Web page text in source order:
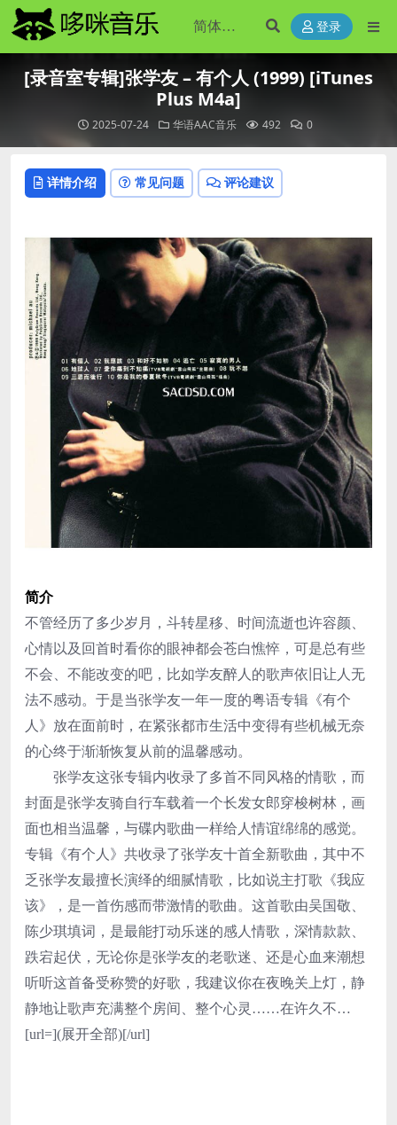
登录
[录音室专辑]张学友 – 有个人 (1999) [iTunes
Plus M4a]
2025-07-24 华语AAC音乐 492 0
详情介绍 常见问题 评论建议
简介
不管经历了多少岁月，斗转星移、时间流逝也许容颜、
心情以及回首时看你的眼神都会苍白憔悴，可是总有些
不会、不能改变的吧，比如学友醉人的歌声依旧让人无
法不感动。于是当张学友一年一度的粤语专辑《有个
人》放在面前时，在紧张都市生活中变得有些机械无奈
的心终于渐渐恢复从前的温馨感动。
张学友这张专辑内收录了多首不同风格的情歌，而
封面是张学友骑自行车载着一个长发女郎穿梭树林，画
面也相当温馨，与碟内歌曲一样给人情谊绵绵的感觉。
专辑《有个人》共收录了张学友十首全新歌曲，其中不
乏张学友最擅长演绎的细腻情歌，比如说主打歌《我应
该》，是一首伤感而带激情的歌曲。这首歌由吴国敬、
陈少琪填词，是最能打动乐迷的感人情歌，深情款款、
跌宕起伏，无论你是张学友的老歌迷、还是心血来潮想
听听这首备受称赞的好歌，我建议你在夜晚关上灯，静
静地让歌声充满整个房间、整个心灵……在许久不…
[url=](展开全部)[/url]